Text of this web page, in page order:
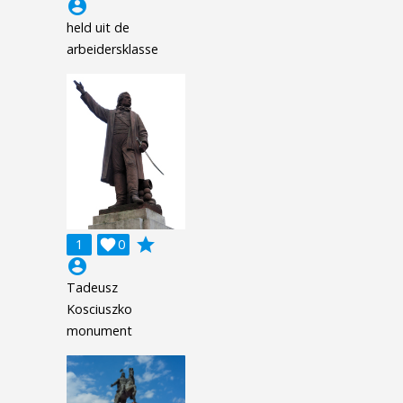
account_circle
held uit de
arbeidersklasse
1 0

grade
account_circle
Tadeusz
Kosciuszko
monument